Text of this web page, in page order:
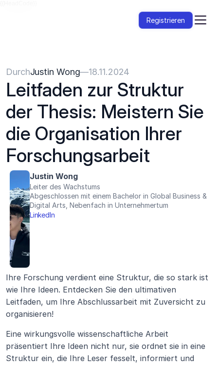
Registrieren
DurchJustin Wong—18.11.2024
Leitfaden zur Struktur
der Thesis: Meistern Sie
die Organisation Ihrer
Forschungsarbeit
Justin Wong
Leiter des Wachstums
Abgeschlossen mit einem Bachelor in Global Business &
Digital Arts, Nebenfach in Unternehmertum
LinkedIn
Ihre Forschung verdient eine Struktur, die so stark ist
wie Ihre Ideen. Entdecken Sie den ultimativen
Leitfaden, um Ihre Abschlussarbeit mit Zuversicht zu
organisieren!
Eine wirkungsvolle wissenschaftliche Arbeit
präsentiert Ihre Ideen nicht nur, sie ordnet sie in eine
Struktur ein, die Ihre Leser fesselt, informiert und